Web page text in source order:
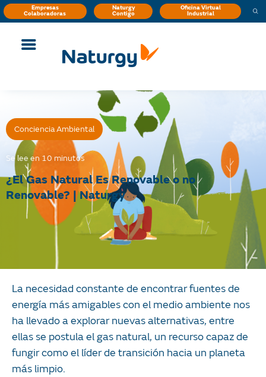
Empresas
Colaboradoras
Naturgy
Contigo
Oficina Virtual
Industrial
Conciencia Ambiental
Se lee en 10 minutos
¿El Gas Natural Es Renovable o no
Renovable? | Naturgy
La necesidad constante de encontrar fuentes de
energía más amigables con el medio ambiente nos
ha llevado a explorar nuevas alternativas, entre
ellas se postula el gas natural, un recurso capaz de
fungir como el líder de transición hacia un planeta
más limpio.